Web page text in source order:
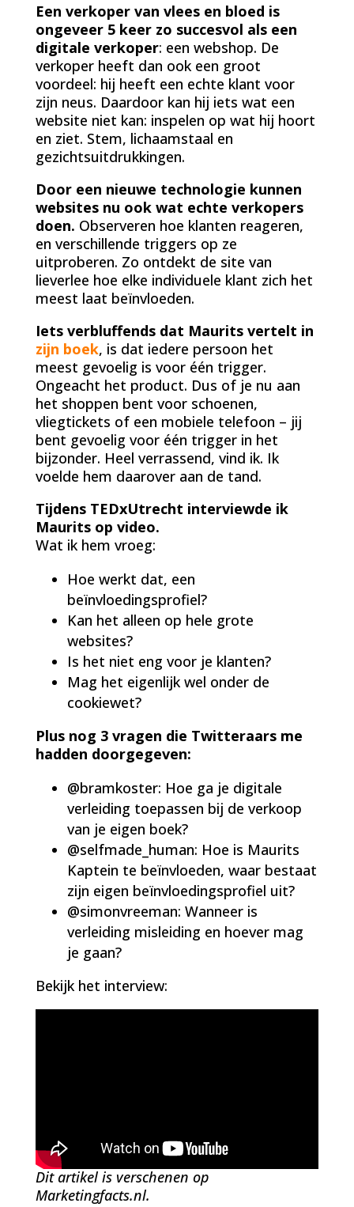
Een verkoper van vlees en bloed is
ongeveer 5 keer zo succesvol als een
digitale verkoper: een webshop. De
verkoper heeft dan ook een groot
voordeel: hij heeft een echte klant voor
zijn neus. Daardoor kan hij iets wat een
website niet kan: inspelen op wat hij hoort
en ziet. Stem, lichaamstaal en
gezichtsuitdrukkingen.
Door een nieuwe technologie kunnen
websites nu ook wat echte verkopers
doen. Observeren hoe klanten reageren,
en verschillende triggers op ze
uitproberen. Zo ontdekt de site van
lieverlee hoe elke individuele klant zich het
meest laat beïnvloeden.
Iets verbluffends dat Maurits vertelt in
zijn boek, is dat iedere persoon het
meest gevoelig is voor één trigger.
Ongeacht het product. Dus of je nu aan
het shoppen bent voor schoenen,
vliegtickets of een mobiele telefoon – jij
bent gevoelig voor één trigger in het
bijzonder. Heel verrassend, vind ik. Ik
voelde hem daarover aan de tand.
Tijdens TEDxUtrecht interviewde ik
Maurits op video.
Wat ik hem vroeg:
Hoe werkt dat, een
beïnvloedingsprofiel?
Kan het alleen op hele grote
websites?
Is het niet eng voor je klanten?
Mag het eigenlijk wel onder de
cookiewet?
Plus nog 3 vragen die Twitteraars me
hadden doorgegeven:
@bramkoster: Hoe ga je digitale
verleiding toepassen bij de verkoop
van je eigen boek?
@selfmade_human: Hoe is Maurits
Kaptein te beïnvloeden, waar bestaat
zijn eigen beïnvloedingsprofiel uit?
@simonvreeman: Wanneer is
verleiding misleiding en hoever mag
je gaan?
Bekijk het interview:
Dit artikel is verschenen op
Marketingfacts.nl.